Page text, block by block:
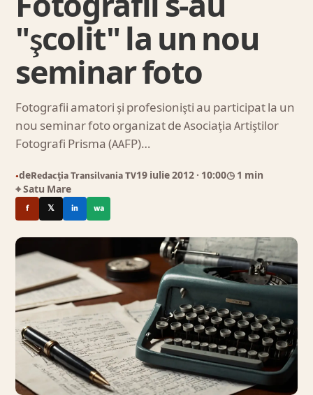
"şcolit" la un nou
seminar foto
Fotografii amatori şi profesionişti au participat la un
nou seminar foto organizat de Asociaţia Artiştilor
Fotografi Prisma (AAFP)…
●deRedacția Transilvania TV19 iulie 2012 · 10:00◷ 1 min
⌖ Satu Mare
f 𝕏 in wa